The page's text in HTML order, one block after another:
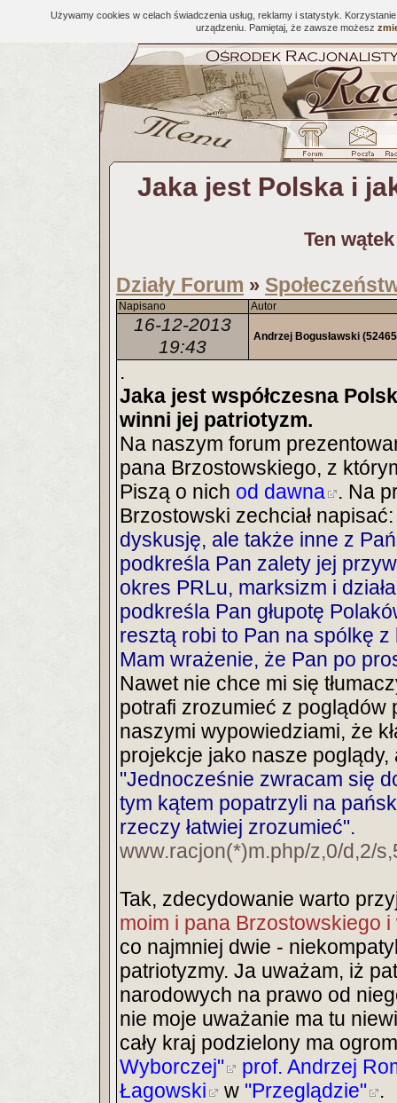
Używamy cookies w celach świadczenia usług, reklamy i statystyk.
urządzeniu. Pamiętaj, że zawsze możesz
Jaka jest Polska i
Ten
Działy Forum »
Napisano Autor
16-12-2013
19:43
Andrzej Bogusławski
.
Jaka jest współczesna
winni jej patriotyzm.
Na naszym forum
pana Brzostowskiego, z
Piszą o nich od dawna
. Na
Brzostowski zechciał
dyskusję, ale także inne z
podkreśla Pan zalety jej
okres PRLu, marksizm i
podkreśla Pan głupotę
resztą robi to Pan na spólkę
Mam wrażenie, że Pan po
Nawet nie chce mi się
potrafi zrozumieć z poglądów
naszymi wypowiedziami, że
projekcje jako nasze
"Jednocześnie zwracam się
tym kątem popatrzyli na
rzeczy łatwiej zrozumieć".
www.racjon(*)m.php/z,0/d,2/
Tak, zdecydowanie warto
moim i pana Brzostowskiego
co najmniej dwie -
patriotyzmy. Ja uważam, iż
narodowych na prawo od
nie moje uważanie ma tu
cały kraj podzielony ma
Wyborczej"
prof. Andrzej
Łagowski
w "Przeglądzie" .